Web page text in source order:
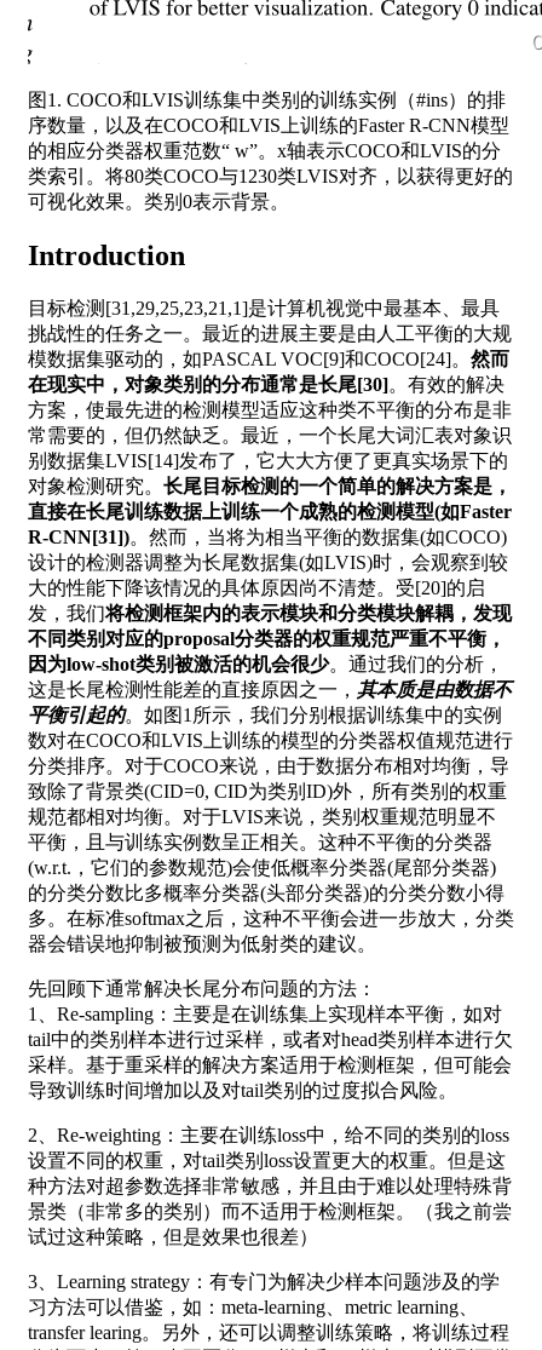
图1. COCO和LVIS训练集中类别的训练实例（#ins）的排
序数量，以及在COCO和LVIS上训练的Faster R-CNN模型
的相应分类器权重范数“ w”。x轴表示COCO和LVIS的分
类索引。将80类COCO与1230类LVIS对齐，以获得更好的
可视化效果。类别0表示背景。
Introduction
目标检测[31,29,25,23,21,1]是计算机视觉中最基本、最具
挑战性的任务之一。最近的进展主要是由人工平衡的大规
模数据集驱动的，如PASCAL VOC[9]和COCO[24]。 然而
在现实中，对象类别的分布通常是长尾[30]。有效的解决
方案，使最先进的检测模型适应这种类不平衡的分布是非
常需要的，但仍然缺乏。最近，一个长尾大词汇表对象识
别数据集LVIS[14]发布了，它大大方便了更真实场景下的
对象检测研究。 长尾目标检测的一个简单的解决方案是，
直接在长尾训练数据上训练一个成熟的检测模型(如Faster
R-CNN[31])。然而，当将为相当平衡的数据集(如COCO)
设计的检测器调整为长尾数据集(如LVIS)时，会观察到较
大的性能下降该情况的具体原因尚不清楚。受[20]的启
发，我们将检测框架内的表示模块和分类模块解耦，发现
不同类别对应的proposal分类器的权重规范严重不平衡，
因为low-shot类别被激活的机会很少。通过我们的分析，
这是长尾检测性能差的直接原因之一， 其本质是由数据不
平衡引起的。如图1所示，我们分别根据训练集中的实例
数对在COCO和LVIS上训练的模型的分类器权值规范进行
分类排序。对于COCO来说，由于数据分布相对均衡，导
致除了背景类(CID=0, CID为类别ID)外，所有类别的权重
规范都相对均衡。对于LVIS来说，类别权重规范明显不
平衡，且与训练实例数呈正相关。这种不平衡的分类器
(w.r.t.，它们的参数规范)会使低概率分类器(尾部分类器)
的分类分数比多概率分类器(头部分类器)的分类分数小得
多。在标准softmax之后，这种不平衡会进一步放大，分类
器会错误地抑制被预测为低射类的建议。
先回顾下通常解决长尾分布问题的方法：
1、Re-sampling：主要是在训练集上实现样本平衡，如对
tail中的类别样本进行过采样，或者对head类别样本进行欠
采样。基于重采样的解决方案适用于检测框架，但可能会
导致训练时间增加以及对tail类别的过度拟合风险。
2、Re-weighting：主要在训练loss中，给不同的类别的loss
设置不同的权重，对tail类别loss设置更大的权重。但是这
种方法对超参数选择非常敏感，并且由于难以处理特殊背
景类（非常多的类别）而不适用于检测框架。（我之前尝
试过这种策略，但是效果也很差）
3、Learning strategy：有专门为解决少样本问题涉及的学
习方法可以借鉴，如：meta-learning、metric learning、
transfer learing。另外，还可以调整训练策略，将训练过程